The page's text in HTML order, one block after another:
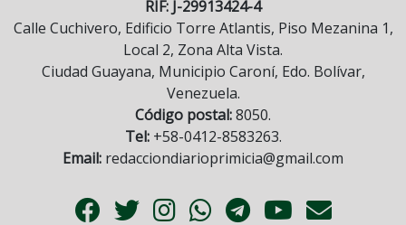
RIF: J-29913424-4
Calle Cuchivero, Edificio Torre Atlantis, Piso Mezanina 1,
Local 2, Zona Alta Vista.
Ciudad Guayana, Municipio Caroní, Edo. Bolívar,
Venezuela.
Código postal:8050.
Tel:+58-0412-8583263.
Email: redacciondiarioprimicia@gmail.com